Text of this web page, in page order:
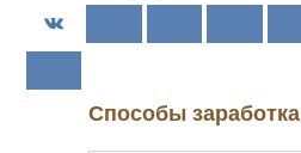
Способы заработка